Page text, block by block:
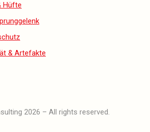
Hüfte
& Artefakte
2026 – All rights reserved.